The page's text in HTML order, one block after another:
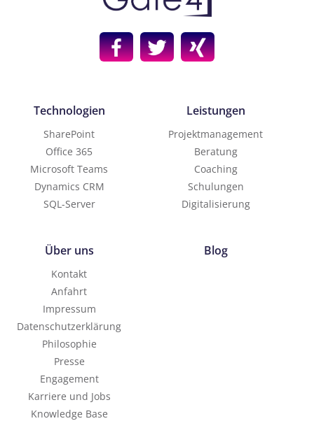
Technologien
SharePoint
Office 365
Microsoft Teams
Dynamics CRM
SQL-Server
Leistungen
Projektmanagement
Beratung
Coaching
Schulungen
Digitalisierung
Über uns
Kontakt
Anfahrt
Impressum
Datenschutzerklärung
Philosophie
Presse
Engagement
Karriere und Jobs
Knowledge Base
Blog